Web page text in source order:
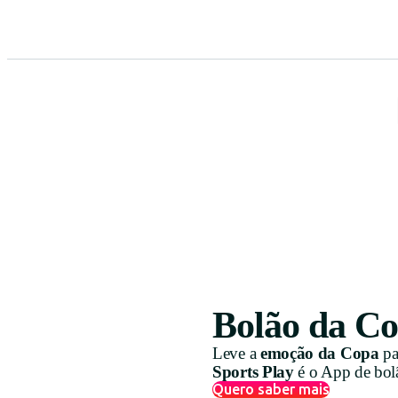
Bolão da
Leve aemoção da Copa
Sports Playé o App de
Quero saber mais